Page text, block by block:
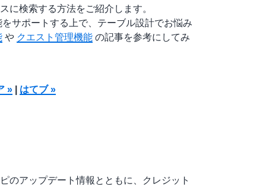
に検索する方法をご紹介します。
サポートする上で、テーブル設計でお悩み
や クエスト管理機能 の記事を参考にしてみ
» はてブ »
のアップデート情報とともに、クレジット